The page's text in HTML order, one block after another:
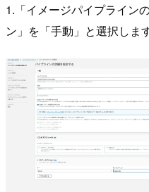
1.「イメージパイプライン
ン」を「手動」と選択しま